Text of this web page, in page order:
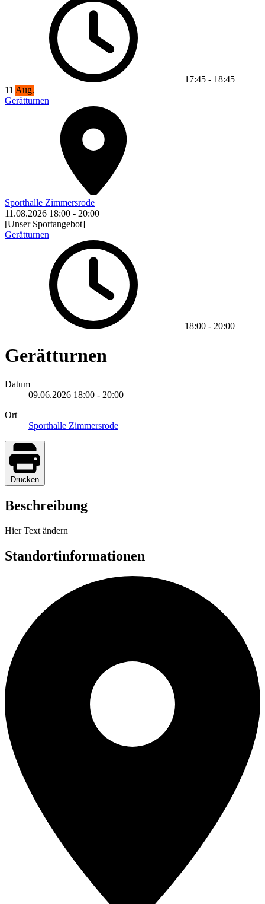
17:45 - 18:45
11 Aug.
Gerätturnen
Sporthalle Zimmersrode
11.08.2026 18:00 - 20:00
[Unser Sportangebot]
Gerätturnen
18:00 - 20:00
Gerätturnen
Datum
09.06.2026 18:00 - 20:00
Ort
Sporthalle Zimmersrode
Drucken
Beschreibung
Hier Text ändern
Standortinformationen